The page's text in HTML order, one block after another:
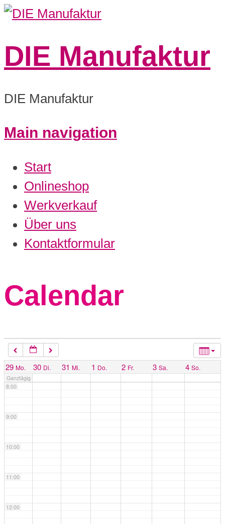
DIE Manufaktur
DIE Manufaktur
Main navigation
Start
Onlineshop
Werkverkauf
Über uns
Kontaktformular
Calendar
29 Mo. 30 Di. 31 Mi. 1 Do. 2 Fr. 3 Sa. 4 So.
Ganztägig
2:00
5:00
7:00
8:00
9:00
10:00
11:00
12:00